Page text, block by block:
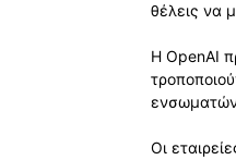
θέλεις να
Η OpenAI
Οι